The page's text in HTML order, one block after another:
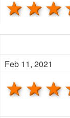
2
1 star
Feb 11, 2021
2
1 star